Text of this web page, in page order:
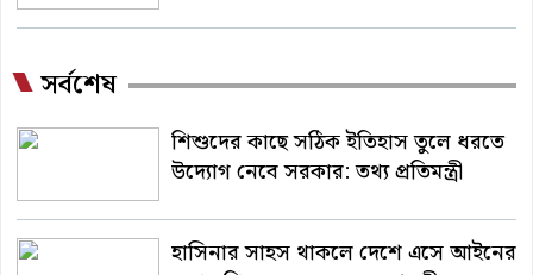
সর্বশেষ
শিশুদের কাছে সঠিক ইতিহাস তুলে ধরতে
উদ্যোগ নেবে সরকার: তথ্য প্রতিমন্ত্রী
হাসিনার সাহস থাকলে দেশে এসে আইনের